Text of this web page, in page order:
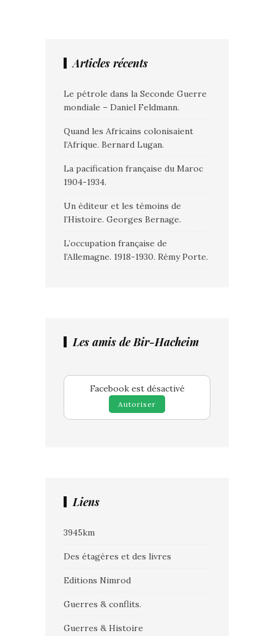
Articles récents
Le pétrole dans la Seconde Guerre
mondiale – Daniel Feldmann.
Quand les Africains colonisaient
l’Afrique. Bernard Lugan.
La pacification française du Maroc
1904-1934.
Un éditeur et les témoins de
l’Histoire. Georges Bernage.
L’occupation française de
l’Allemagne. 1918-1930. Rémy Porte.
Les amis de Bir-Hacheim
Facebook est désactivé
Autoriser
Liens
3945km
Des étagères et des livres
Editions Nimrod
Guerres & conflits.
Guerres & Histoire